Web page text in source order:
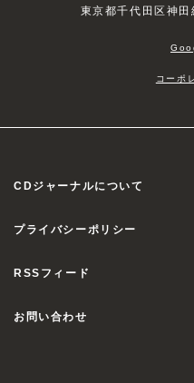
東京都千代田区神
コーポ
CDジャーナルについて
プライバシーポリシー
RSSフィード
お問い合わせ